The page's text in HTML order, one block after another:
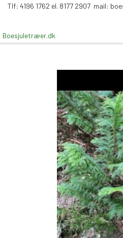
Tlf: 4196 1762 el. 8177 2907 mail:
Boesjuletræer.dk